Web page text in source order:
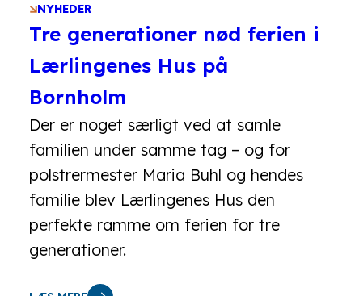
NYHEDER
Tre generationer nød ferien i
Lærlingenes Hus på
Bornholm
Der er noget særligt ved at samle
familien under samme tag – og for
polstrermester Maria Buhl og hendes
familie blev Lærlingenes Hus den
perfekte ramme om ferien for tre
generationer.